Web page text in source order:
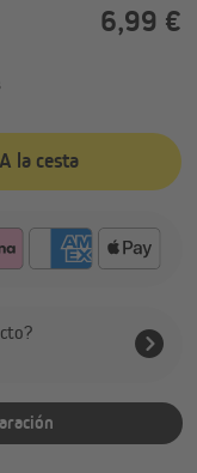
6,99 €
cantidad deseada o
A la cesta